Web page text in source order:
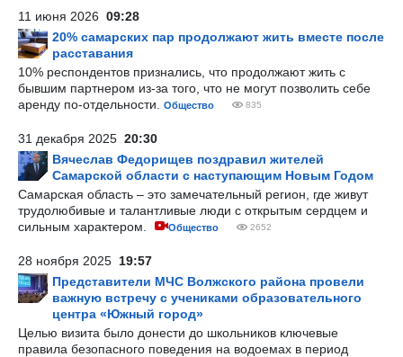
11 июня 2026 09:28
20% самарских пар продолжают жить вместе после
расставания
10% респондентов признались, что продолжают жить с
бывшим партнером из-за того, что не могут позволить себе
аренду по-отдельности.
Общество 835
31 декабря 2025 20:30
Вячеслав Федорищев поздравил жителей
Самарской области с наступающим Новым Годом
Самарская область – это замечательный регион, где живут
трудолюбивые и талантливые люди с открытым сердцем и
сильным характером.
Общество 2652
28 ноября 2025 19:57
Представители МЧС Волжского района провели
важную встречу с учениками образовательного
центра «Южный город»
Целью визита было донести до школьников ключевые
правила безопасного поведения на водоемах в период